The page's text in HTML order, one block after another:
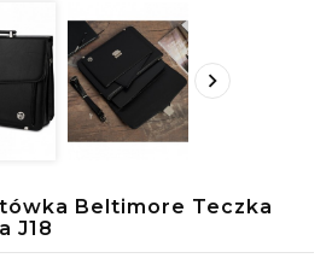

Beltimore Teczka
J18